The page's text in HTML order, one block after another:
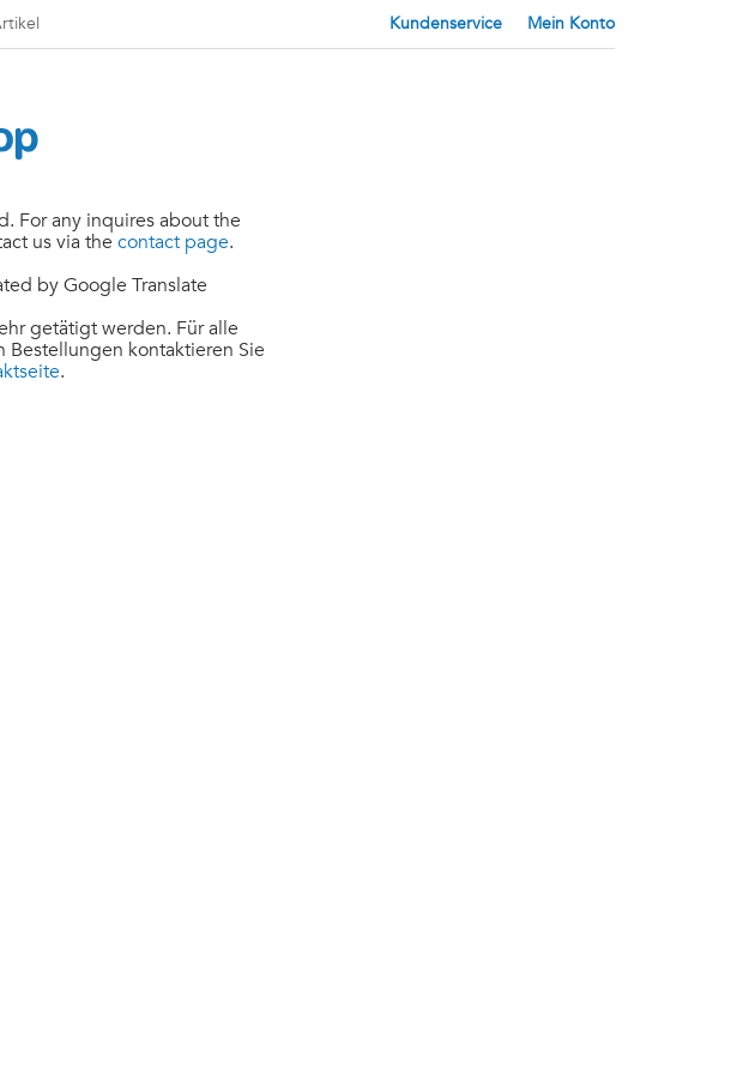
Kundenservice Mein Konto
For any inquires about the
us via the contact page.
by Google Translate
getätigt werden. Für alle
kontaktieren Sie
.